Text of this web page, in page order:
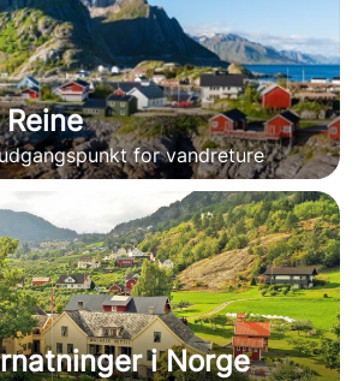
for vandreture
i Norge